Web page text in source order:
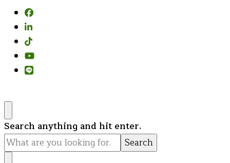
Looking
for
Something?
Search anything and hit enter.